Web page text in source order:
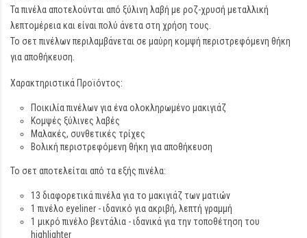
Τα πινέλα αποτελούνται από ξύλινη λαβή με ροζ-χρυσή μεταλλική
λεπτομέρεια και είναι πολύ άνετα στη χρήση τους.
Το σετ πινέλων περιλαμβάνεται σε μαύρη κομψή περιστρεφόμενη θήκη
για αποθήκευση.
Χαρακτηριστικά Προϊόντος:
Ποικιλία πινέλων για ένα ολοκληρωμένο μακιγιάζ
Κομψές ξύλινες λαβές
Μαλακές, συνθετικές τρίχες
Βολική περιστρεφόμενη θήκη για αποθήκευση
Το σετ αποτελείται από τα εξής πινέλα:
13 διαφορετικά πινέλα για το μακιγιάζ των ματιών
1 πινέλο eyeliner - ιδανικό για ακριβή, λεπτή γραμμή
1 μικρό πινέλο βεντάλια - ιδανικά για την τοποθέτηση του
highlighter